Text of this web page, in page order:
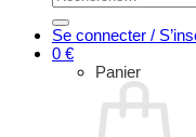
pour :
Se connecter /
0 €
Panier